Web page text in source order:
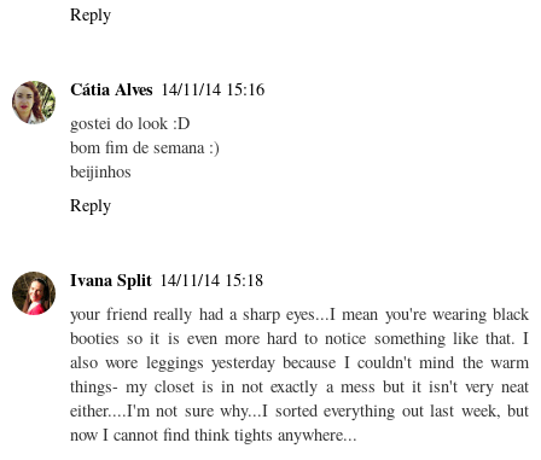
Reply
Cátia Alves 14/11/14 15:16
gostei do look :D
bom fim de semana :)
beijinhos
Reply
Ivana Split 14/11/14 15:18
your friend really had a sharp eyes...I mean you're wearing black
booties so it is even more hard to notice something like that. I
also wore leggings yesterday because I couldn't mind the warm
things- my closet is in not exactly a mess but it isn't very neat
either....I'm not sure why...I sorted everything out last week, but
now I cannot find think tights anywhere...